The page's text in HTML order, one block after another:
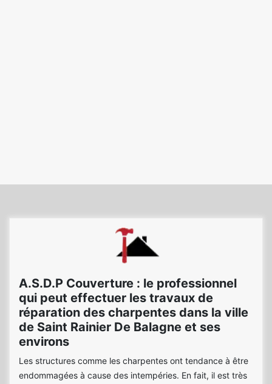
A.S.D.P Couverture : le professionnel
qui peut effectuer les travaux de
réparation des charpentes dans la ville
de Saint Rainier De Balagne et ses
environs
Les structures comme les charpentes ont tendance à être
endommagées à cause des intempéries. En fait, il est très